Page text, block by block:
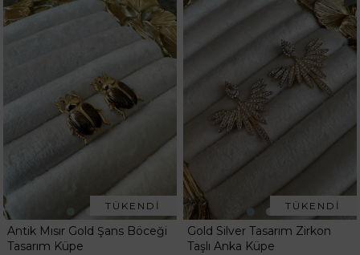
TÜKENDI
Antik Mısır Gold Şans Böceği
Tasarım Küpe
TÜKENDI
Gold Silver Tasarım Zirkon
Taşlı Anka Küpe